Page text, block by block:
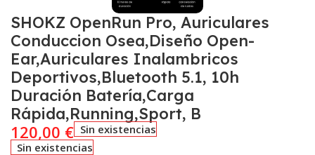
SHOKZ OpenRun Pro, Auriculares
Conduccion Osea,Diseño Open-
Ear,Auriculares Inalambricos
Deportivos,Bluetooth 5.1, 10h
Duración Batería,Carga
Rápida,Running,Sport, B
120,00 € Sin existencias
Sin existencias